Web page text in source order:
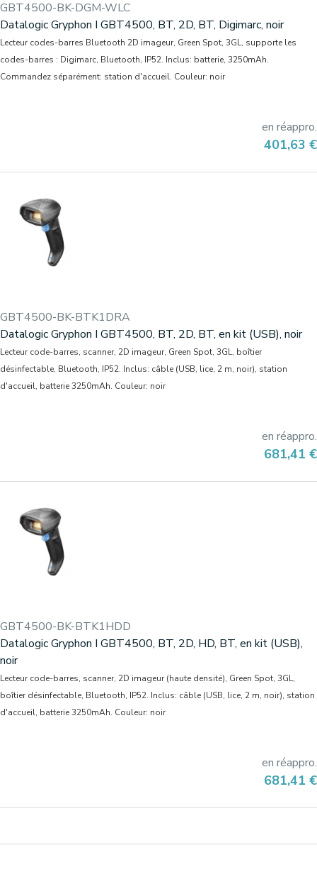
GBT4500-BK-DGM-WLC
Datalogic Gryphon I GBT4500, BT, 2D, BT, Digimarc, noir
Lecteur codes-barres Bluetooth 2D imageur, Green Spot, 3GL, supporte les
codes-barres : Digimarc, Bluetooth, IP52. Inclus: batterie, 3250mAh.
Commandez séparément: station d'accueil. Couleur: noir
en réappro.
Prix
401,63 €
GBT4500-BK-BTK1DRA
Datalogic Gryphon I GBT4500, BT, 2D, BT, en kit (USB), noir
Lecteur code-barres, scanner, 2D imageur, Green Spot, 3GL, boîtier
désinfectable, Bluetooth, IP52. Inclus: câble (USB, lice, 2 m, noir), station
d'accueil, batterie 3250mAh. Couleur: noir
en réappro.
Prix
681,41 €
GBT4500-BK-BTK1HDD
Datalogic Gryphon I GBT4500, BT, 2D, HD, BT, en kit (USB),
noir
Lecteur code-barres, scanner, 2D imageur (haute densité), Green Spot, 3GL,
boîtier désinfectable, Bluetooth, IP52. Inclus: câble (USB, lice, 2 m, noir), station
d'accueil, batterie 3250mAh. Couleur: noir
en réappro.
Prix
681,41 €